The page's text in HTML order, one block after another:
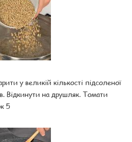
у великій кількості підсоленої
Відкинути на друшляк. Томати
5